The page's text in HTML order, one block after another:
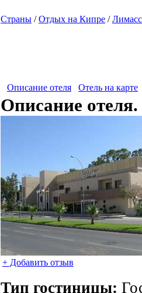
Страны / Отдых на Кипре /
Описание отеля Отель на карте
Описание отеля.
+ Добавить отзыв
Тип гостиницы: